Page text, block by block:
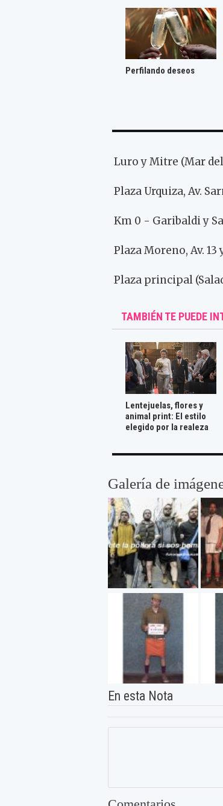
Perfilando deseos
Luro y Mitre (Mar
Plaza Urquiza, Av.
Km 0 - Garibaldi y
Plaza Moreno, Av. 13
Plaza principal
TAMBIÉN TE PUEDE
Lentejuelas, flores y
animal print: El estilo
elegido por la realeza
Galería de
En esta Nota